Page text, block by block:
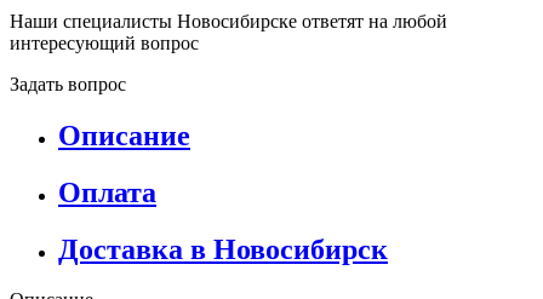
Наши специалисты Новосибирске ответят на любой
интересующий вопрос
Задать вопрос
Описание
Оплата
Доставка в Новосибирск